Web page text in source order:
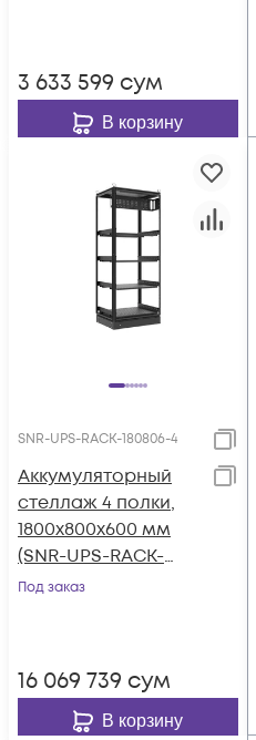
3 633 599 сум
В корзину
SNR-UPS-RACK-180806-4
Аккумуляторный
стеллаж 4 полки,
1800х800х600 мм
(SNR-UPS-RACK-
180806-4)
Под заказ
16 069 739 сум
В корзину